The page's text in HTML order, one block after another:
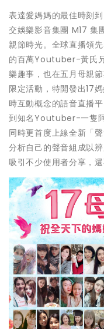
表達愛媽媽的最佳時刻
交娛樂影音集團 M17 集
親節時光。 全球直播領
的百萬Youtuber-黃氏
樂趣事，也在五月母親
限定活動， 特開發出17
時互動概念的語音直播
到知名Youtuber-一隻
同時更首度上線全新「
分析自己的聲音組成以
吸引不少使用者分享，